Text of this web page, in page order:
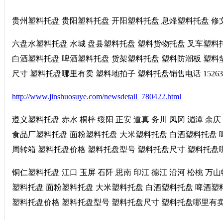
贵州塑料托盘 贵阳塑料托盘 开阳塑料托盘 息烽塑料托盘 修
六盘水塑料托盘 水城 盘县塑料托盘 塑料货物托盘 叉车塑
白酒塑料托盘 啤酒塑料托盘 货架塑料托盘 塑料防潮板 塑
尺寸 塑料托盘哪里有卖 塑料地拍子 塑料托盘销售电话
http://www.jinshuosuye.com/newsdetail_780422.html
遵义塑料托盘 赤水 桐梓 绥阳 正安 道真 务川 凤冈 湄潭 余
食品厂塑料托盘 面粉塑料托盘 大米塑料托盘 白酒塑料托
周转箱 塑料托盘价格 塑料托盘型号 塑料托盘尺寸 塑料托
铜仁塑料托盘 江口 玉屏 石阡 思南 印江 德江 沿河 松桃 万
塑料托盘 面粉塑料托盘 大米塑料托盘 白酒塑料托盘 啤酒
塑料托盘价格 塑料托盘型号 塑料托盘尺寸 塑料托盘哪里有